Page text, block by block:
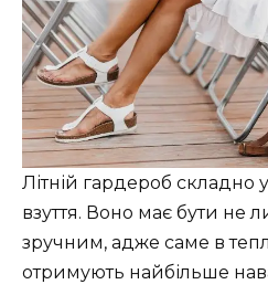
Літній гардероб складно
взуття. Воно має бути не
зручним, адже саме в
отримують найбільше